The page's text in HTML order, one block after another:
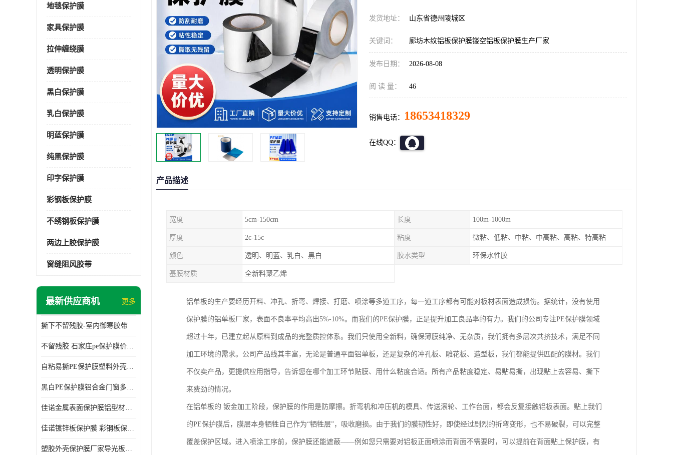
地毯保护膜
家具保护膜
拉伸缠绕膜
透明保护膜
黑白保护膜
乳白保护膜
明蓝保护膜
纯黑保护膜
印字保护膜
彩钢板保护膜
不绣钢板保护膜
两边上胶保护膜
窗缝阻风胶带
最新供应商机 更多
撕下不留残胶-室内御寒胶带
不留残胶 石家庄pe保护膜价格 塑料薄膜
自粘易撕PE保护膜塑料外壳导光板亚克力板膜操作方便
黑白PE保护膜铝合金门窗多种颜色支持定制生产
佳诺金属表面保护膜铝型材保护膜不留残胶铝合金窗框保护胶带
佳诺镀锌板保护膜 彩钢板保护pe保护膜
塑胶外壳保护膜厂家导光板保护膜 铝单板保护膜胶带易撕不留胶
发货地址： 山东省德州陵城区
关键词： 廊坊木纹铝板保护膜镂空铝板保护膜生产厂家
发布日期： 2026-08-08
阅 读 量： 46
销售电话： 18653418329
在线QQ：
产品描述
宽度 5cm-150cm 长度 100m-1000m
厚度 2c-15c 粘度 微粘、低粘、中粘、中高粘、高粘、特高粘
颜色 透明、明蓝、乳白、黑白 胶水类型 环保水性胶
基膜材质 全新料聚乙烯
铝单板的生产要经历开料、冲孔、折弯、焊接、打磨、喷涂等多道工序，每一道工序都有可能对板材表面造成损伤。据统计，没有使用
保护膜的铝单板厂家，表面不良率平均高出5%-10%。而我们的PE保护膜，正是提升加工良品率的有力。我们的公司专注PE保护膜领域
超过十年，已建立起从原料到成品的完整质控体系。我们只使用全新料，确保薄膜纯净、无杂质，我们拥有多层次共挤技术，满足不同
加工环境的需求。公司产品线其丰富，无论是普通平面铝单板，还是复杂的冲孔板、雕花板、造型板，我们都能提供匹配的膜材。我们
不仅卖产品，更提供应用指导，告诉您在哪个加工环节贴膜、用什么粘度合适。所有产品粘度稳定、易贴易撕，出现贴上去容易、撕下
来费劲的情况。
在铝单板的 钣金加工阶段，保护膜的作用是防摩擦。折弯机和冲压机的模具、传送滚轮、工作台面，都会反复接触铝板表面。贴上我们
的PE保护膜后，膜层本身牺牲自己作为“牺牲层”，吸收磨损。由于我们的膜韧性好，即使经过剧烈的折弯变形，也不易破裂，可以完整
覆盖保护区域。进入喷涂工序前，保护膜还能遮蔽——例如您只需要对铝板正面喷涂而背面不需要时，可以提前在背面贴上保护膜，有